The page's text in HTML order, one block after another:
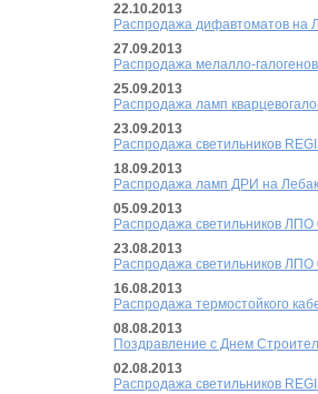
22.10.2013
Распродажа дифавтоматов на
27.09.2013
Распродажа мелалло-
25.09.2013
Распродажа ламп
23.09.2013
Распродажа светильников
18.09.2013
Распродажа ламп ДРИ на
05.09.2013
Распродажа светильников
23.08.2013
Распродажа светильников
16.08.2013
Распродажа термостойкого
08.08.2013
Поздравление с Днем
02.08.2013
Распродажа светильников